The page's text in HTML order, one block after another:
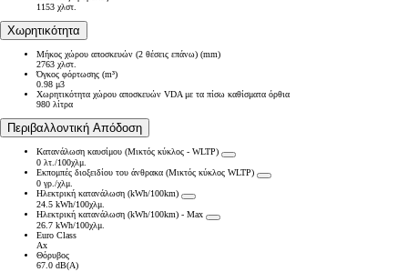
1153 χλστ.
Χωρητικότητα
Μήκος χώρου αποσκευών (2 θέσεις επάνω) (mm)
2763 χλστ.
Όγκος φόρτωσης (m³)
0.98 μ3
Χωρητικότητα χώρου αποσκευών VDA με τα πίσω καθίσματα όρθια
980 λίτρα
Περιβαλλοντική Απόδοση
Κατανάλωση καυσίμου (Μικτός κύκλος - WLTP)
0 λτ./100χλμ.
Εκπομπές διοξειδίου του άνθρακα (Μικτός κύκλος WLTP)
0 γρ./χλμ.
Ηλεκτρική κατανάλωση (kWh/100km)
24.5 kWh/100χλμ.
Ηλεκτρική κατανάλωση (kWh/100km) - Max
26.7 kWh/100χλμ.
Euro Class
Ax
Θόρυβος
67.0 dB(A)